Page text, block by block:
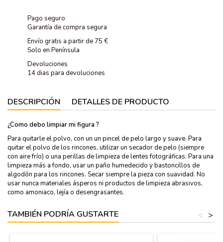
Pago seguro
Garantía de compra segura
Envío gratis a partir de 75 €
Solo en Península
Devoluciones
14 dias para devoluciones
DESCRIPCIÓN DETALLES DE PRODUCTO
¿Como debo limpiar mi figura ?
Para quitarle el polvo, con un un pincel de pelo largo y suave. Para
quitar el polvo de los rincones, utilizar un secador de pelo (siempre
con aire frío) o una perillas de limpieza de lentes fotográficas. Para una
limpieza más a fondo, usar un paño humedecido y bastoncillos de
algodón para los rincones. Secar siempre la pieza con suavidad. No
usar nunca materiales ásperos ni productos de limpieza abrasivos,
como amoniaco, lejía o desengrasantes.
TAMBIÉN PODRÍA GUSTARTE >
<